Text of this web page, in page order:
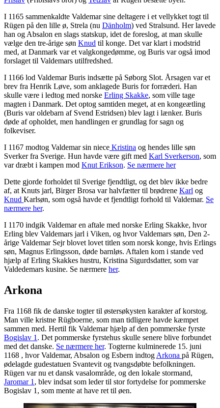
I 1165 sammenkaldte Valdemar sine deltagere i et vellykket togt til
Rügen på den lille ø, Strela (nu Dänholm) ved Stralsund. Her lavede
han og Absalon en slags statskup, idet de foreslog, at man skulle
vælge den tre-årige søn Knud til konge. Det var klart i modstrid
med, at Danmark var et valgkongedømme, og Buris var også imod
forslaget til Valdemars utilfredshed.
I 1166 lod Valdemar Buris indsætte på Søborg Slot. Årsagen var et
brev fra Henrik Løve, som anklagede Buris for forræderi. Han
skulle være i ledtog med norske Erling Skakke, som ville tage
magten i Danmark. Det optog samtiden meget, at en kongeætling
(Buris var oldebarn af Svend Estridsen) blev lagt i lænker. Buris
døde af opholdet, men handlingen er grundlag for sagn og
folkeviser.
I 1167 modtog Valdemar sin niece Kristina og hendes lille søn
Sverker fra Sverige. Hun havde være gift med Karl Sverkerson, som
var dræbt i kampen mod Knut Erikson. Se nærmere her
Dette gjorde forholdet til Sverige fjendtligt, og det blev ikke bedre
af, at Knuts jarl, Birger Brosa var halvfætter til brødrene Karl og
Knud Karlsøn, som også havde et fjendtligt forhold til Valdemar. Se
nærmere her.
I 1170 indgik Valdemar en aftale med norske Erling Skakke, hvor
Erling blev Valdemars jarl i Viken, og hvor Valdemars søn, Den 2-
årige Valdemar Sejr blovet lovet titlen som norsk konge, hvis Erlings
søn, Magnus Erlingsson, døde barnløs. Aftalen kom i stande ved
hjælp af Erling Skakkes hustru, Kristina Sigurdsdatter, som var
Valdedemars kusine. Se nærmere her.
Arkona
Fra 1168 fik de danske togter til østersøkysten karakter af korstog.
Man ville kristne Rügboerne, som man tidligere havde kæmpet
sammen med. Hertil fik Valdemar hjælp af den pommerske fyrste
Bogislav 1 . Det pommerske fyrstehus skulle senere blive forbundet
med det danske. Se nærmere her. Togterne kulminerede 15. juni
1168 , hvor Valdemar, Absalon og Esbern indtog Arkona på Rügen,
ødelagde gudestatuen Svantevit og tvangsdøbte befolkningen.
Rügen var nu et dansk vasalområde, og den lokale stormand,
Jaromar 1 , blev indsat som leder til stor fortydelse for pommerske
Bogislav 1, som mente at have ret til øen.